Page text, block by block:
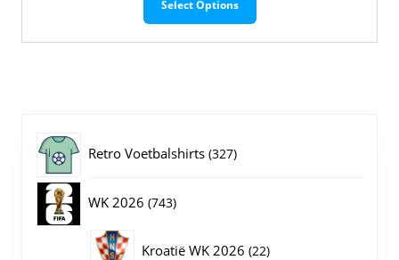
Select Options
Retro Voetbalshirts 327327
WK 2026 743743
Kroatië WK 2026 2222